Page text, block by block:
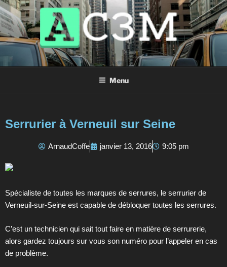
AC3M
Annuaire des meilleurs sites à visiter !
Menu
Serrurier à Verneuil sur Seine
ArnaudCoffe janvier 13, 2016 9:05 pm
Spécialiste de toutes les marques de serrures, le serrurier de
Verneuil-sur-Seine est capable de débloquer toutes les serrures.
C’est un technicien qui sait tout faire en matière de serrurerie,
alors gardez toujours sur vous son numéro pour l’appeler en cas
de problème.